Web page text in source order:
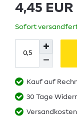
4,45 EUR
Sofort
Kauf auf
30 Tage